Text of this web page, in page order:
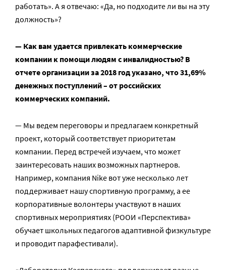
работать». А я отвечаю: «Да, но подходите ли вы на эту
должность»?
— Как вам удается привлекать коммерческие
компании к помощи людям с инвалидностью? В
отчете организации за 2018 год указано, что 31,69%
денежных поступлений – от российских
коммерческих компаний.
— Мы ведем переговоры и предлагаем конкретный
проект, который соответствует приоритетам
компании. Перед встречей изучаем, что может
заинтересовать наших возможных партнеров.
Например, компания Nike вот уже несколько лет
поддерживает нашу спортивную программу, а ее
корпоративные волонтеры участвуют в наших
спортивных мероприятиях (РООИ «Перспектива»
обучает школьных педагогов адаптивной физкультуре
и проводит парафестивали).